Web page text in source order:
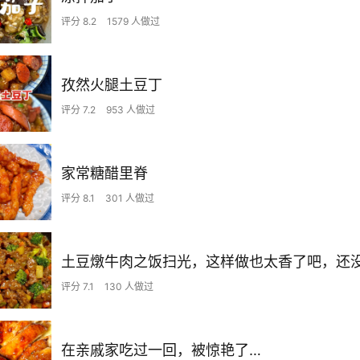
评分 8.2 1579 人做过
孜然火腿土豆丁
评分 7.2 953 人做过
家常糖醋里脊
评分 8.1 301 人做过
评分 7.1 130 人做过
在亲戚家吃过一回，被惊艳了…